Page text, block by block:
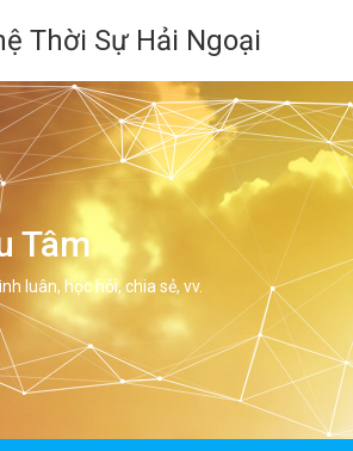
Thời Sự Hải Ngoại
Tâm
luân, học hỏi, chia sẻ, vv.